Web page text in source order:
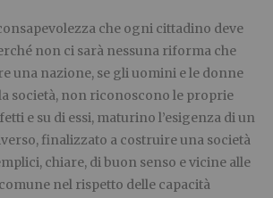
che ogni cittadino deve
non ci sarà nessuna riforma che
una nazione, se gli uomini e le donne
società, non riconoscono le proprie
e su di essi, maturino l’esigenza di un
finalizzato a costruire una società
chiare, di buon senso e vicine alle
nel rispetto delle capacità